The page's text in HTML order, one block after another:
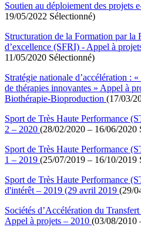
Soutien au déploiement des projets
19/05/2022 Sélectionné)
Structuration de la Formation par la
d’excellence (SFRI) - Appel à
11/05/2020 Sélectionné)
Stratégie nationale d’accélération :
de thérapies innovantes » Appel à
Biothérapie-Bioproduction (17/03/
Sport de Très Haute Performance
2 – 2020 (28/02/2020 – 16/06/2020
Sport de Très Haute Performance
1 – 2019 (25/07/2019 – 16/10/2019
Sport de Très Haute Performance
d'intérêt – 2019 (29 avril 2019 (29/
Sociétés d’Accélération du
Appel à projets – 2010 (03/08/2010